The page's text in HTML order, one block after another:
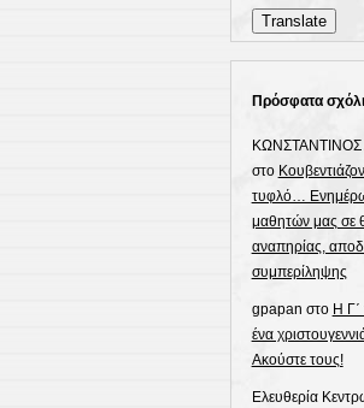
a
language
to
this
page
Translate
Πρόσφατα
ΚΩΝΣΤΑΝΤΙΝΟΣ
στο
τυφλό…
μαθητών μας σε
αναπηρίας,
συμπερίληψης
gpapan στο Η Γ΄
ένα
Ακούστε τους!
Ελευθερία